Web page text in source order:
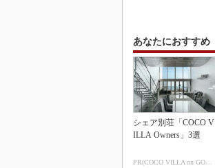
あなたにおすすめ
シェア別荘「COCO V
ILLA Owners」3選
PR(COCO VILLA on GOETHE)